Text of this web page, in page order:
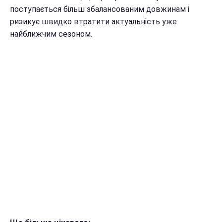
поступається більш збалансованим довжинам і
ризикує швидко втратити актуальність уже
найближчим сезоном.